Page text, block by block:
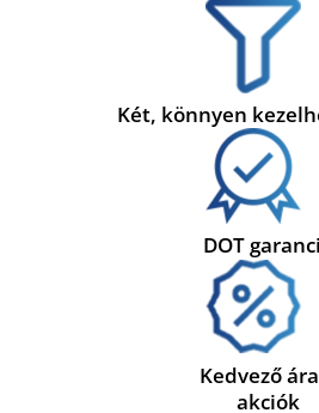
Két, könnyen
DOT
Kedvező
akciók